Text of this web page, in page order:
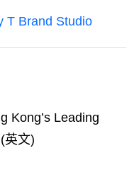
T Brand Studio
Kong’s Leading
英文)